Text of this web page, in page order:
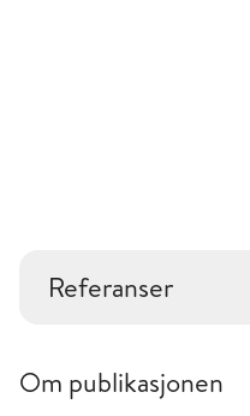
Referanser
Om publikasjonen